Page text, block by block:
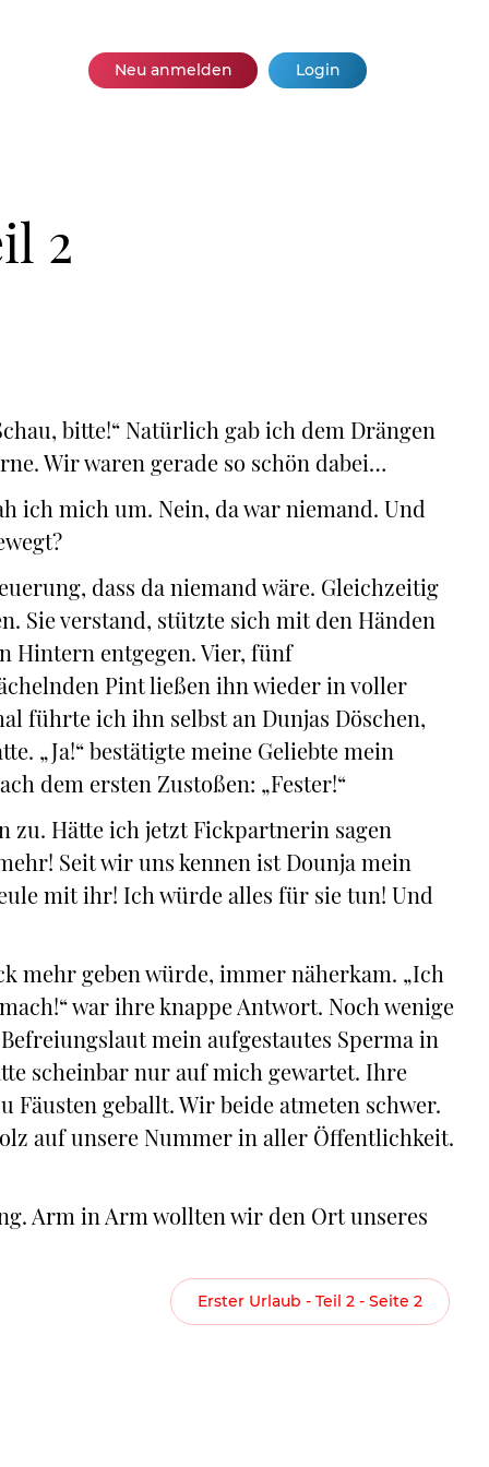
Neu anmelden Login
2
bitte!“ Natürlich gab ich dem Drängen
Wir waren gerade so schön dabei…
ich mich um. Nein, da war niemand. Und
dass da niemand wäre. Gleichzeitig
Sie verstand, stützte sich mit den Händen
Hintern entgegen. Vier, fünf
Pint ließen ihn wieder in voller
führte ich ihn selbst an Dunjas Döschen,
„Ja!“ bestätigte meine Geliebte mein
dem ersten Zustoßen: „Fester!“
zu. Hätte ich jetzt Fickpartnerin sagen
Seit wir uns kennen ist Dounja mein
mit ihr! Ich würde alles für sie tun! Und
mehr geben würde, immer näherkam. „Ich
war ihre knappe Antwort. Noch wenige
mein aufgestautes Sperma in
scheinbar nur auf mich gewartet. Ihre
geballt. Wir beide atmeten schwer.
auf unsere Nummer in aller Öffentlichkeit.
Arm in Arm wollten wir den Ort unseres
Erster Urlaub - Teil 2 - Seite 2